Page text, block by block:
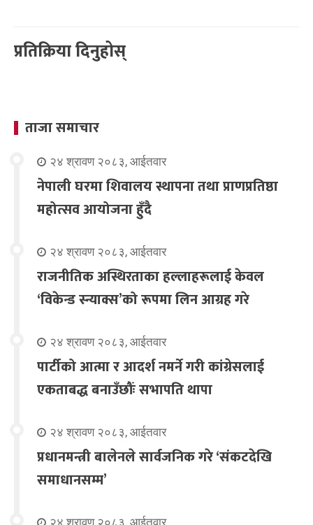
प्रतिक्रिया दिनुहोस्
ताजा समाचार
२४ श्रावण २०८३, आईतवार
नेपाली घरमा शिवालय स्थापना तथा प्राणप्रतिष्ठा
महोत्सव आयोजना हुँदै
२४ श्रावण २०८३, आईतवार
राजनीतिक अस्थिरताका हल्लाहरूलाई केवल
‘विकेन्ड स्न्याक्स’को रूपमा लिन आग्रह गरे
२४ श्रावण २०८३, आईतवार
पार्टीको आत्मा र आदर्श नमर्ने गरी कांग्रेसलाई
एकताबद्ध बनाउँछौंः सभापति थापा
२४ श्रावण २०८३, आईतवार
प्रधानमन्त्री बालेनले सार्वजनिक गरे ‘संकटदेखि
समाधानसम्म’
२४ श्रावण २०८३, आईतवार